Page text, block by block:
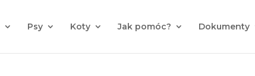
Psy Koty Jak pomóc? Dokumenty